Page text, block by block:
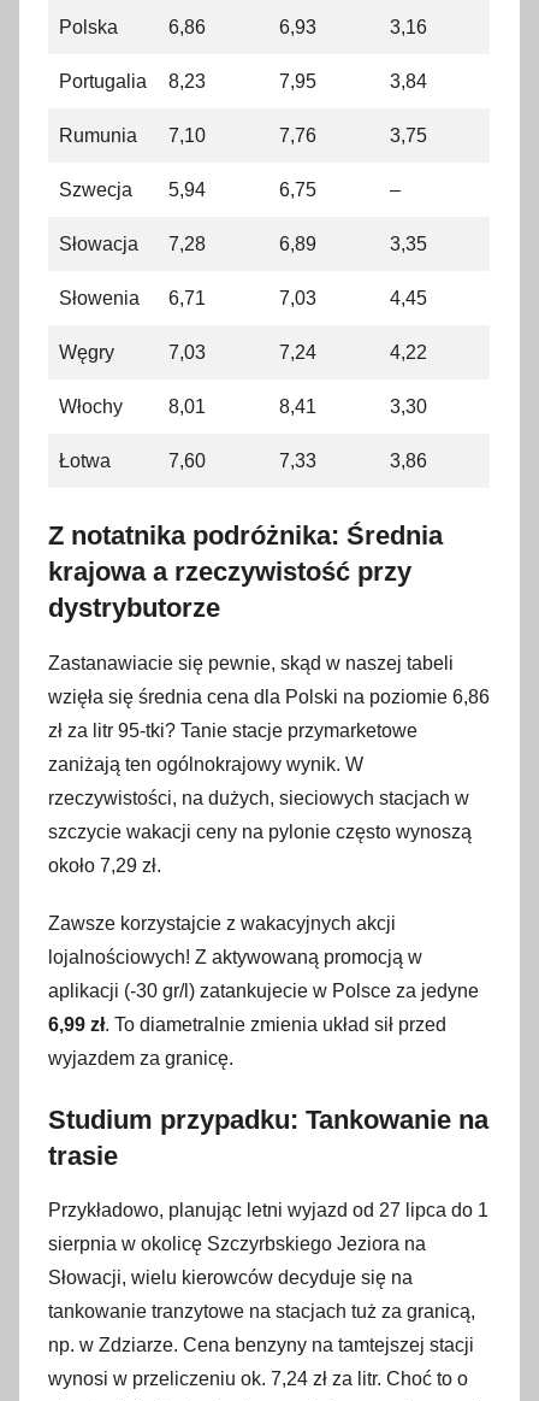
Polska 6,86 6,93 3,16
Portugalia 8,23 7,95 3,84
Rumunia 7,10 7,76 3,75
Szwecja 5,94 6,75 –
Słowacja 7,28 6,89 3,35
Słowenia 6,71 7,03 4,45
Węgry 7,03 7,24 4,22
Włochy 8,01 8,41 3,30
Łotwa 7,60 7,33 3,86
Z notatnika podróżnika: Średnia
krajowa a rzeczywistość przy
dystrybutorze
Zastanawiacie się pewnie, skąd w naszej tabeli
wzięła się średnia cena dla Polski na poziomie 6,86
zł za litr 95-tki? Tanie stacje przymarketowe
zaniżają ten ogólnokrajowy wynik. W
rzeczywistości, na dużych, sieciowych stacjach w
szczycie wakacji ceny na pylonie często wynoszą
około 7,29 zł.
Zawsze korzystajcie z wakacyjnych akcji
lojalnościowych! Z aktywowaną promocją w
aplikacji (-30 gr/l) zatankujecie w Polsce za jedyne
6,99 zł. To diametralnie zmienia układ sił przed
wyjazdem za granicę.
Studium przypadku: Tankowanie na
trasie
Przykładowo, planując letni wyjazd od 27 lipca do 1
sierpnia w okolicę Szczyrbskiego Jeziora na
Słowacji, wielu kierowców decyduje się na
tankowanie tranzytowe na stacjach tuż za granicą,
np. w Zdziarze. Cena benzyny na tamtejszej stacji
wynosi w przeliczeniu ok. 7,24 zł za litr. Choć to o